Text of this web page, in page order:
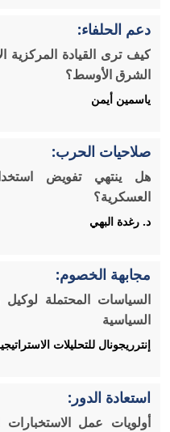
دعم الحلفاء:
كيف ترى القيادة المركزية
الشرق الأوسط؟
ياسمين أيمن
صلاحيات الحرب:
هل ينتهي تفويض
العسكرية؟
د. رغدة البهي
مجابهة الخصوم:
السياسات المحتملة لوكيل
السياسية
إنترريجونال للتحليلات
استعادة الدور:
أولويات عمل